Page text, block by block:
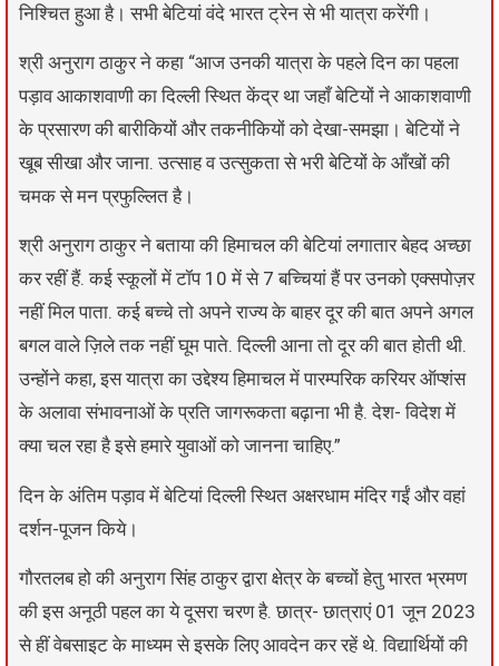
निश्चित हुआ है। सभी बेटियां वंदे भारत ट्रेन से भी यात्रा करेंगी।
श्री अनुराग ठाकुर ने कहा “आज उनकी यात्रा के पहले दिन का पहला
पड़ाव आकाशवाणी का दिल्ली स्थित केंद्र था जहाँ बेटियों ने आकाशवाणी
के प्रसारण की बारीकियों और तकनीकियों को देखा-समझा। बेटियों ने
खूब सीखा और जाना. उत्साह व उत्सुकता से भरी बेटियों के आँखों की
चमक से मन प्रफुल्लित है।
श्री अनुराग ठाकुर ने बताया की हिमाचल की बेटियां लगातार बेहद अच्छा
कर रहीं हैं. कई स्कूलों में टॉप 10 में से 7 बच्चियां हैं पर उनको एक्सपोज़र
नहीं मिल पाता. कई बच्चे तो अपने राज्य के बाहर दूर की बात अपने अगल
बगल वाले ज़िले तक नहीं घूम पाते. दिल्ली आना तो दूर की बात होती थी.
उन्होंने कहा, इस यात्रा का उद्देश्य हिमाचल में पारम्परिक करियर ऑप्शंस
के अलावा संभावनाओं के प्रति जागरूकता बढ़ाना भी है. देश- विदेश में
क्या चल रहा है इसे हमारे युवाओं को जानना चाहिए.”
दिन के अंतिम पड़ाव में बेटियां दिल्ली स्थित अक्षरधाम मंदिर गईं और वहां
दर्शन-पूजन किये।
गौरतलब हो की अनुराग सिंह ठाकुर द्वारा क्षेत्र के बच्चों हेतु भारत भ्रमण
की इस अनूठी पहल का ये दूसरा चरण है. छात्र- छात्राएं 01 जून 2023
से हीं वेबसाइट के माध्यम से इसके लिए आवदेन कर रहें थे. विद्यार्थियों की